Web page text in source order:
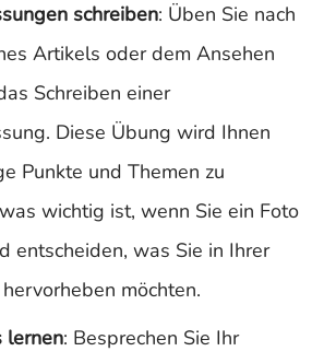
schreiben: Üben Sie nach
Artikels oder dem Ansehen
Schreiben einer
Diese Übung wird Ihnen
Punkte und Themen zu
wichtig ist, wenn Sie ein Foto
entscheiden, was Sie in Ihrer
möchten.
lernen: Besprechen Sie Ihr